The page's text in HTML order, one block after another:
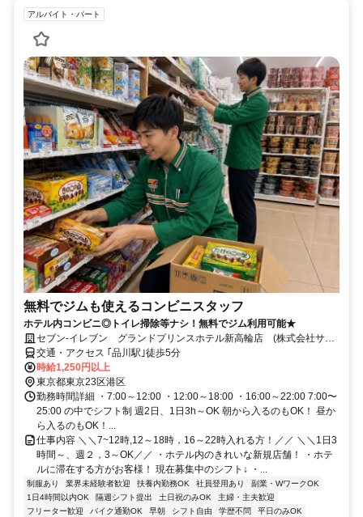
アルバイト・パート
無料でジムも使えるコンビニスタッフ
ホテル内コンビニ◎トイレ掃除等ナシ！無料でジム利用可能★
セブン-イレブン グランドプリンスホテル新高輪店 (株式会社サワ
モト)
交通・アクセス ｢品川駅｣徒歩5分
時給1,250円以上
東京都東京23区港区
勤務時間詳細 ・7:00～12:00 ・12:00～18:00 ・16:00～22:00 7:00〜
25:00 の中でシフト制 週2日、1日3h～OK 朝から入るのもOK！ 昼か
ら入るのもOK！...
仕事内容 ＼＼7~12時,12～18時，16～22時入れる方！／／ ＼＼1日3
時間～、週２，3～OK／／ ・ホテル内のきれいな新規店舗！ ・ホテ
ルに滞在する方がお客様！ 現在募集中のシフト↓ ・...
制服あり 業界未経験者歓迎 扶養内勤務OK 社員登用あり
副業・WワークOK
1日4時間以内OK
隔週シフト提出 土日祝のみOK
主婦・主夫歓迎
フリーター歓迎
バイク通勤OK 早朝 シフト自由 学歴不問
平日のみOK